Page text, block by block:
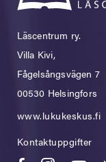
Läscentrum ry.
Villa Kivi,
Fågelsångsvägen 7
00530 Helsingfors
www.lukukeskus.fi
Kontaktuppgifter